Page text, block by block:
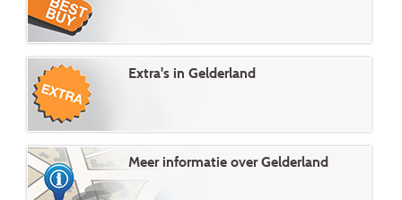
Extra's in Gelderland
Meer informatie over Gelderland